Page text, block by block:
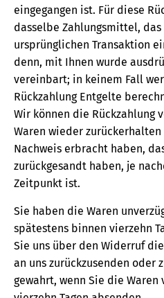
eingegangen ist. Für diese
dasselbe Zahlungsmittel,
ursprünglichen Transaktion
denn, mit Ihnen wurde
vereinbart; in keinem Fall
Rückzahlung Entgelte
Wir können die Rückzahlung
Waren wieder
Nachweis erbracht haben,
zurückgesandt haben, je
Zeitpunkt ist.
Sie haben die Waren
spätestens binnen vierzehn
Sie uns über den Widerruf
an uns zurückzusenden oder
gewahrt, wenn Sie die